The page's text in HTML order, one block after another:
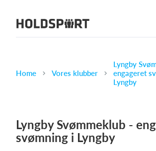
Om Holdsport
Karriere
Kalender
Kontingentopkrævning
Home Vores klubber
Lyngby
engageret
Lyngby
Lyngby Svømmeklub -
svømning i Lyngby